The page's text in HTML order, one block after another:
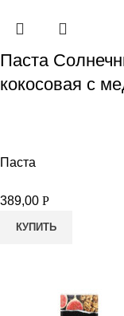
Паста
кокосовая с
Паста
389,00 Р
КУПИТЬ